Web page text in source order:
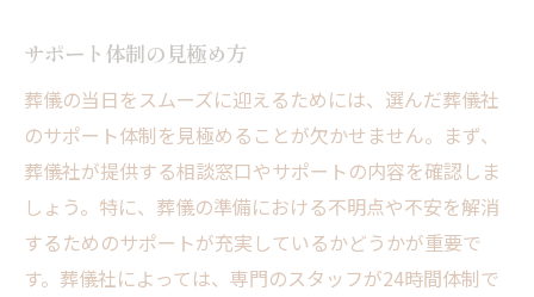
サポート体制の見極め方
葬儀の当日をスムーズに迎えるためには、選んだ葬儀社
のサポート体制を見極めることが欠かせません。まず、
葬儀社が提供する相談窓口やサポートの内容を確認しま
しょう。特に、葬儀の準備における不明点や不安を解消
するためのサポートが充実しているかどうかが重要で
す。葬儀社によっては、専門のスタッフが24時間体制で